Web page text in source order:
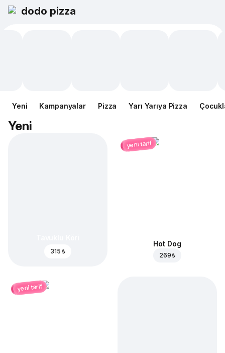
dodo pizza
Yeni Kampanyalar Pizza Yarı Yarıya Pizza
Yeni
315 ₺
yeni tarif
Hot Dog
269 ₺
yeni tarif